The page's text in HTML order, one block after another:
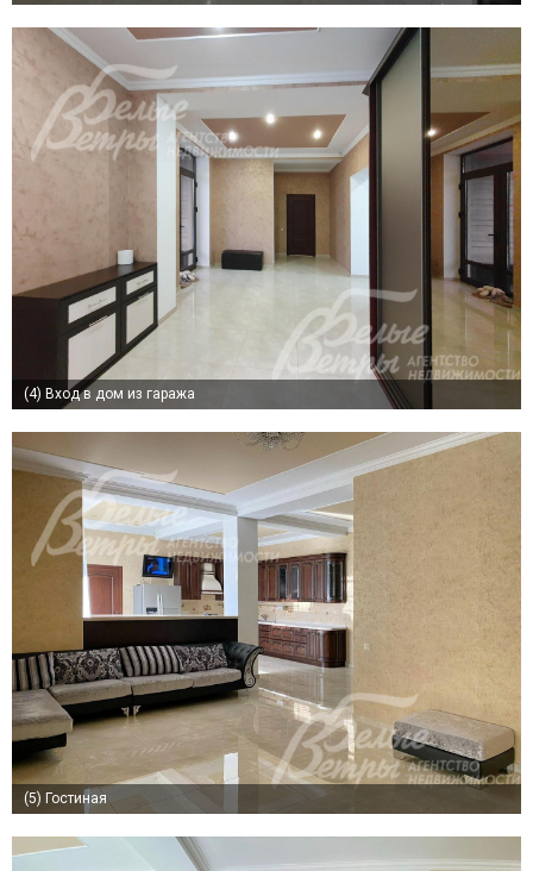
(4) Вход в дом из гаража
(5) Гостиная